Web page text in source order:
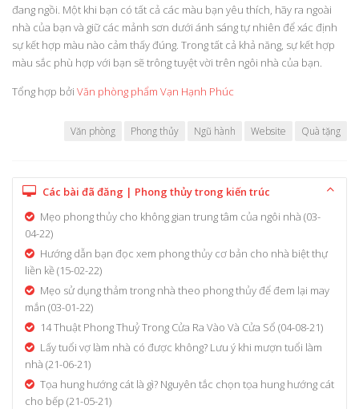
đang ngồi. Một khi bạn có tất cả các màu bạn yêu thích, hãy ra ngoài
nhà của bạn và giữ các mảnh sơn dưới ánh sáng tự nhiên để xác định
sự kết hợp màu nào cảm thấy đúng. Trong tất cả khả năng, sự kết hợp
màu sắc phù hợp với bạn sẽ trông tuyệt vời trên ngôi nhà của bạn.
Tổng hợp bởi Văn phòng phẩm Vạn Hạnh Phúc
Văn phòng Phong thủy Ngũ hành Website Quà tặng
Các bài đã đăng | Phong thủy trong kiến trúc
Mẹo phong thủy cho không gian trung tâm của ngôi nhà (03-
04-22)
Hướng dẫn bạn đọc xem phong thủy cơ bản cho nhà biệt thự
liền kề(15-02-22)
Mẹo sử dụng thảm trong nhà theo phong thủy để đem lại may
mắn (03-01-22)
14 Thuật Phong Thuỷ Trong Cửa Ra Vào Và Cửa Sổ (04-08-21)
Lấy tuổi vợ làm nhà có được không? Lưu ý khi mượn tuổi làm
nhà (21-06-21)
Tọa hung hướng cát là gì? Nguyên tắc chọn tọa hung hướng cát
cho bếp (21-05-21)